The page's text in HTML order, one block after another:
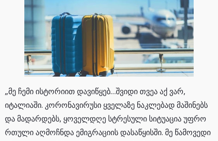
„მე ჩემი ისტორიით დავიწყებ…შვიდი თვეა აქ ვარ,
იტალიაში. კორონავირუსი ყველაზე ნაკლებად მაშინებს
და მადარდებს, ყოველდღე სტრესული სიტუაცია უფრო
რთული აღმოჩნდა ემიგრაციის დასაწყისში. მე წამოვედი